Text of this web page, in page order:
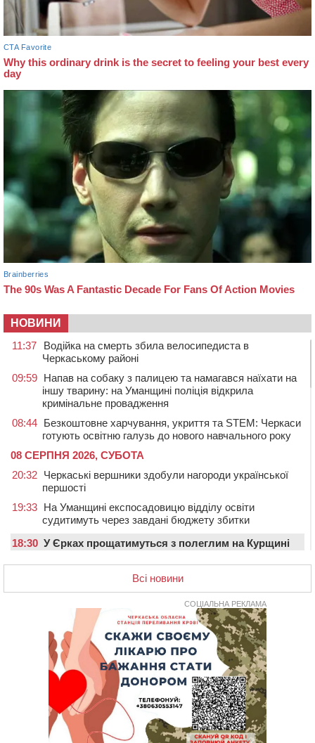
НОВИНИ
11:37
Водійка на смерть збила велосипедиста в
Черкаському районі
09:59 Напав на собаку з палицею та намагався наїхати на
іншу тварину: на Уманщині поліція відкрила
кримінальне провадження
08:44 Безкоштовне харчування, укриття та STEM: Черкаси
готують освітню галузь до нового навчального року
08 СЕРПНЯ 2026, СУБОТА
20:32 Черкаські вершники здобули нагороди української
першості
19:33 На Уманщині експосадовицю відділу освіти
судитимуть через завдані бюджету збитки
18:30 У Єрках прощатимуться з полеглим на Курщині
Апеляційний суд підтвердив стягнення майже 250
тис. грн шкоди за незаконний вилов риби
У Черкасах за ніч виявили 15 порушників
комендантської години та 10 нетверезих водіїв
На Золотоніщині водійка збила пішохода, який
перебігав дорогу
На Черкащині прокуратура через суд вимагає взяти
під охорону 188-річну церкву
У Смілі біля магазину під колесами вантажівки
загинула жінка
У Черкасах пропонують для приватизації
Всі новини
СОЦІАЛЬНА РЕКЛАМА